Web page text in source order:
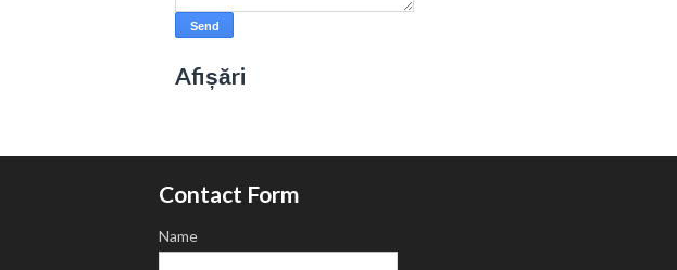
Afișări
Contact Form
Name